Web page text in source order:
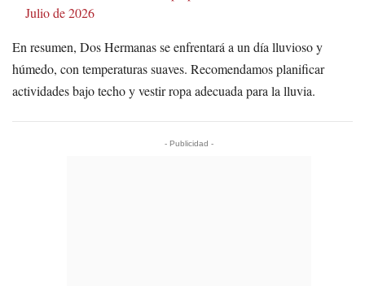
Julio de 2026
En resumen, Dos Hermanas se enfrentará a un día lluvioso y
húmedo, con temperaturas suaves. Recomendamos planificar
actividades bajo techo y vestir ropa adecuada para la lluvia.
- Publicidad -